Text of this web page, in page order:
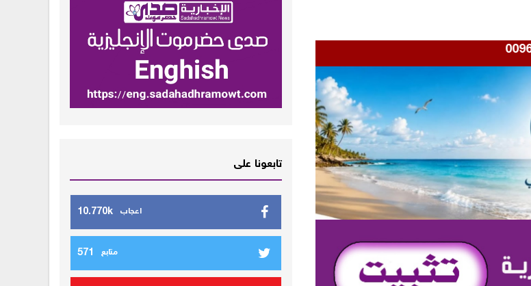
تابعونا على
10.770k اعجاب
571 متابع